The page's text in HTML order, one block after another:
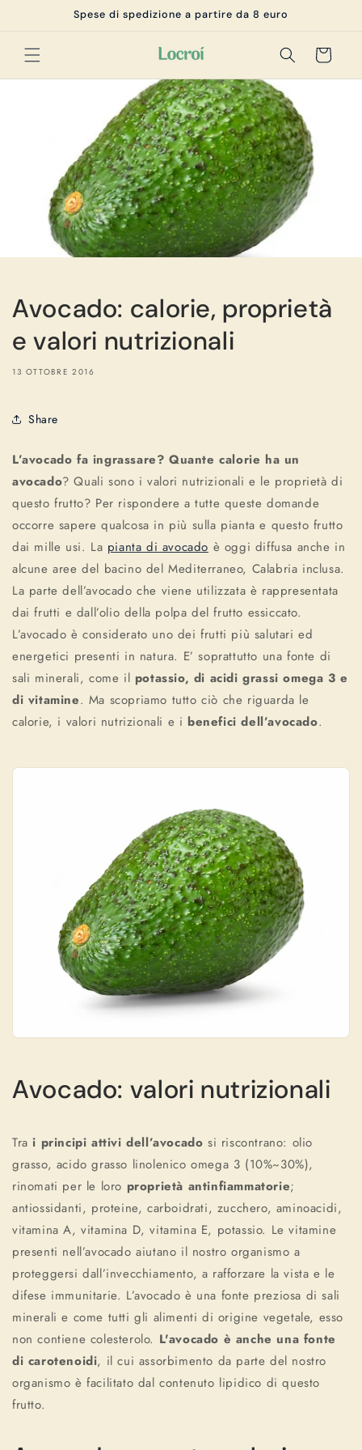
direttamenteSpese di spedizione a partire da 8 euro
Carrello
Avocado: calorie, proprietà
e valori nutrizionali
13 OTTOBRE 2016
Share
L’avocado fa ingrassare? Quante calorie ha un
avocado? Quali sono i valori nutrizionali e le proprietà di
questo frutto? Per rispondere a tutte queste domande
occorre sapere qualcosa in più sulla pianta e questo frutto
dai mille usi. La pianta di avocado è oggi diffusa anche in
alcune aree del bacino del Mediterraneo, Calabria inclusa.
La parte dell’avocado che viene utilizzata è rappresentata
dai frutti e dall’olio della polpa del frutto essiccato.
L’avocado è considerato uno dei frutti più salutari ed
energetici presenti in natura. E’ soprattutto una fonte di
sali minerali, come il potassio, di acidi grassi omega 3 e
di vitamine. Ma scopriamo tutto ciò che riguarda le
calorie, i valori nutrizionali e i benefici dell’avocado.
Avocado: valori nutrizionali
Trai principi attivi dell’avocado si riscontrano: olio
grasso, acido grasso linolenico omega 3 (10%~30%),
rinomati per le loro proprietà antinfiammatorie;
antiossidanti, proteine, carboidrati, zucchero, aminoacidi,
vitamina A, vitamina D, vitamina E, potassio. Le vitamine
presenti nell’avocado aiutano il nostro organismo a
proteggersi dall’invecchiamento, a rafforzare la vista e le
difese immunitarie. L’avocado è una fonte preziosa di sali
minerali e come tutti gli alimenti di origine vegetale, esso
non contiene colesterolo. L'avocado è anche una fonte
di carotenoidi, il cui assorbimento da parte del nostro
organismo è facilitato dal contenuto lipidico di questo
frutto.